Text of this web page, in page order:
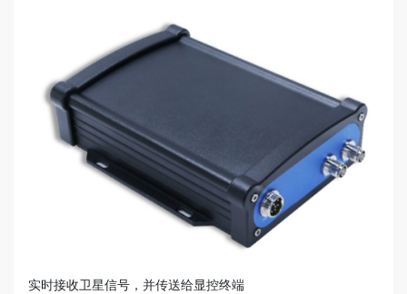
实时接收卫星信号，并传送给显控终端